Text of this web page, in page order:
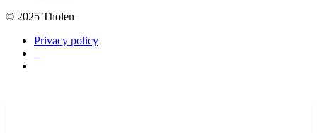
© 2025 Tholen
Privacy policy